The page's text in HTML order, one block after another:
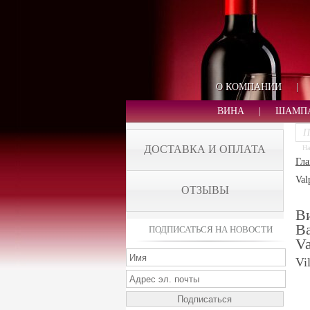
О КОМПАНИИ |
ВИНА
ДОСТАВКА И ОПЛАТА
ОТЗЫВЫ
ПОДПИСАТЬСЯ НА НОВОСТИ